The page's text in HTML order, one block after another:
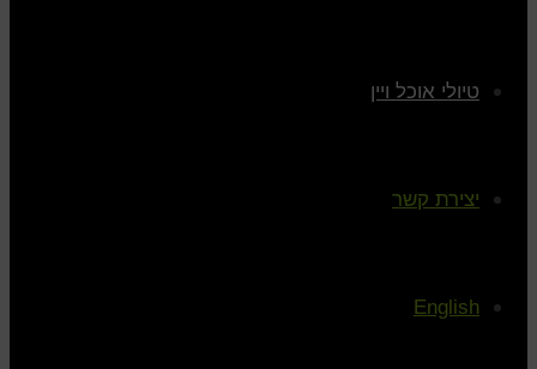
טיולי אוכל ויין
יצירת קשר
English